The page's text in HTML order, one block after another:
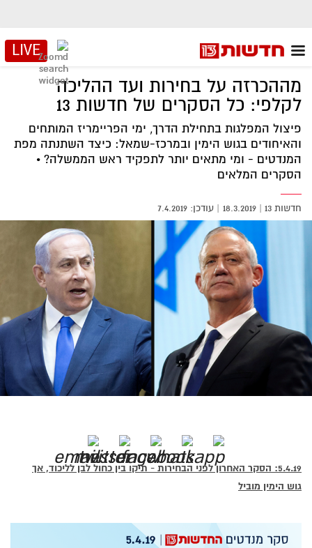
LIVE
מההכרזה על בחירות ועד ההליכה
לקלפי: כל הסקרים של חדשות 13
פיצול המפלגות בתחילת הדרך, ימי הפריימריז המותחים
והאיחודים בגוש הימין ובמרכז-שמאל: כיצד השתנתה מפת
המנדטים - ומי מתאים יותר לתפקיד ראש הממשלה? •
הסקרים המלאים
חדשות 13 |
18.3.2019
7.4.2019
5.4.19: הסקר האחרון לפני הבחירות - תיקו בין כחול לבן לליכוד, אך
גוש הימין מוביל